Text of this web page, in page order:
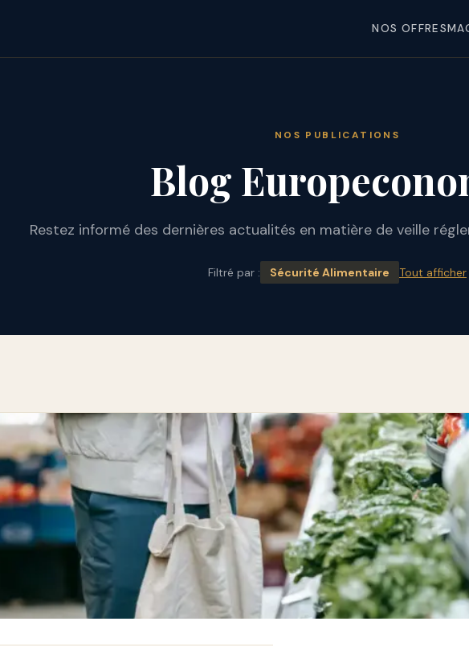
NOS OFFRES
NOS PUBLICATIONS
Blog
Restez informé des dernières actualités en matière de veille
Filtré par : Sécurité Alimentaire Tout afficher